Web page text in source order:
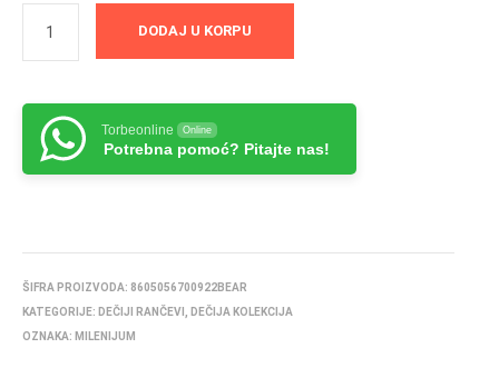
DODAJ U KORPU
Torbeonline Online
Potrebna pomoć? Pitajte nas!
ŠIFRA PROIZVODA: 8605056700922BEAR
KATEGORIJE: DEČIJI RANČEVI
DEČIJA KOLEKCIJA
OZNAKA: MILENIJUM